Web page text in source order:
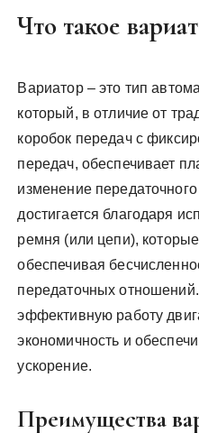
Что такое
Вариатор – это тип
который, в отличие от
коробок передач с
передач, обеспечивает
изменение
достигается благодаря
ремня (или цепи),
обеспечивая
передаточных
эффективную работу
экономичность и
ускорение.
Преимущества